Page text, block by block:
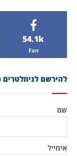
54.1k
Fan
להירשם
שם
אימייל